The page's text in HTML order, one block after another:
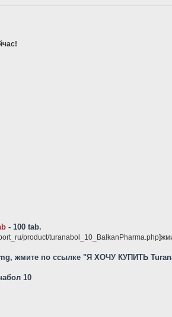
- 100 tab.
product/
жмите по ссылке "Я ХОЧУ КУПИТЬ
10